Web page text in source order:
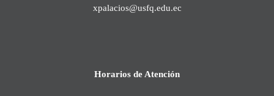
xpalacios@usfq.edu.ec
Horarios de Atención